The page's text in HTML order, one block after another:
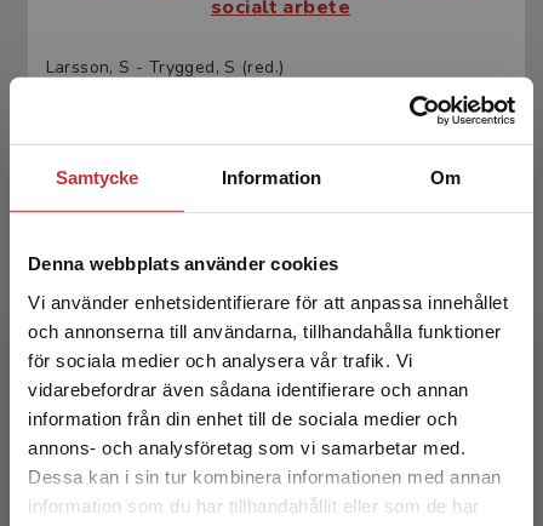
Samtycke Information Om
Denna webbplats använder cookies
Vi använder enhetsidentifierare för att anpassa innehållet
och annonserna till användarna, tillhandahålla funktioner
för sociala medier och analysera vår trafik. Vi
vidarebefordrar även sådana identifierare och annan
information från din enhet till de sociala medier och
annons- och analysföretag som vi samarbetar med.
Dessa kan i sin tur kombinera informationen med annan
information som du har tillhandahållit eller som de har
Begränsad fraktregion
Det verkar som att du besöker
socialt arbete
Larsson, S - Trygged, S (red.)
Socialpsykologi för socialt arbete
Larsson, S - Sohlberg, P
361 kr
inkl. moms